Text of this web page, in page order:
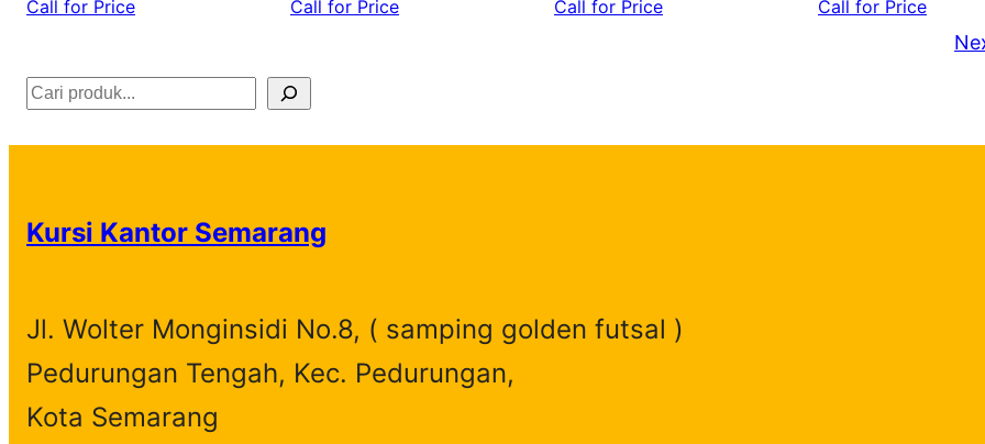
Call for Price Call for Price Call for Price Call for Price
S
e
r
h
Kursi Kantor Semarang
Jl. Wolter Monginsidi No.8, ( samping golden futsal )
Pedurungan Tengah, Kec. Pedurungan,
Kota Semarang